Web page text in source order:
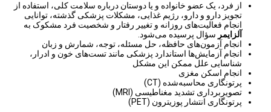
از فرد، یک عضو خانواده و یا دوستان درباره سلامت کلی، استفاده از
تجویز دارو و دارو، رژیم غذایی، مشکلات پزشکی گذشته، توانایی
انجام فعالیت‌های روزانه و تغییر رفتار و شخصیت فرد مشکوک به
آلزایمر سؤال پرسیده می‌شود.
انجام آزمون‌های حافظه، حل مسئله، توجه، شمارش و زبان
انجام آزمایش‌ها استاندارد پزشکی مانند تست‌های خون و ادرار،
شناسایی علل ممکن این مشکل
انجام اسکن مغزی
پرتونگاری محاسبه‌شده (CT)
تصویربرداری تشدید مغناطیسی (MRI)
پرتونگاری انتشار پوزیترون (PET)